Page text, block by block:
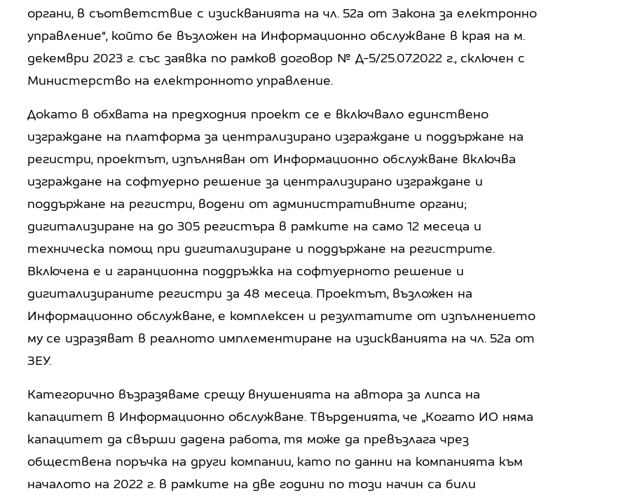
органи, в съответствие с изискванията на чл. 52а от Закона за електронно
управление“, който бе възложен на Информационно обслужване в края на м.
декември 2023 г. със заявка по рамков договор № Д-5/25.07.2022 г., сключен с
Министерство на електронното управление.
Докато в обхвата на предходния проект се е включвало единствено
изграждане на платформа за централизирано изграждане и поддържане на
регистри, проектът, изпълняван от Информационно обслужване включва
изграждане на софтуерно решение за централизирано изграждане и
поддържане на регистри, водени от административните органи;
дигитализиране на до 305 регистъра в рамките на само 12 месеца и
техническа помощ при дигитализиране и поддържане на регистрите.
Включена е и гаранционна поддръжка на софтуерното решение и
дигитализираните регистри за 48 месеца. Проектът, възложен на
Информационно обслужване, е комплексен и резултатите от изпълнението
му се изразяват в реалното имплементиране на изискванията на чл. 52а от
ЗЕУ.
Категорично възразяваме срещу внушенията на автора за липса на
капацитет в Информационно обслужване. Твърденията, че „Когато ИО няма
капацитет да свърши дадена работа, тя може да превъзлага чрез
обществена поръчка на други компании, като по данни на компанията към
началото на 2022 г. в рамките на две години по този начин са били